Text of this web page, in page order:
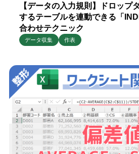
【データの入力規則】ドロップ
するテーブルを連動できる「
合わせテクニック
データ収集
作表